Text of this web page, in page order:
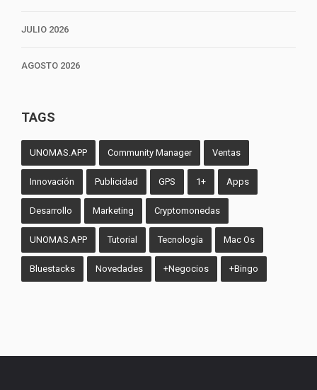
JULIO 2026
AGOSTO 2026
TAGS
UNOMAS.APP Community Manager Ventas
Innovación Publicidad GPS 1+ Apps
Desarrollo Marketing Cryptomonedas
UNOMAS.APP Tutorial Tecnología Mac Os
Bluestacks Novedades +Negocios +Bingo